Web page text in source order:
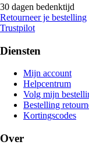
30 dagen bedenktijd
Retourneer je bestelling
Trustpilot
Diensten
Mijn account
Helpcentrum
Volg mijn
Bestelling
Kortingscodes
Over